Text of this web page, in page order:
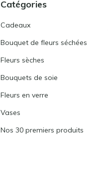
Catégories
Cadeaux
Bouquet de fleurs séchées
Fleurs sèches
Bouquets de soie
Fleurs en verre
Vases
Nos 30 premiers produits